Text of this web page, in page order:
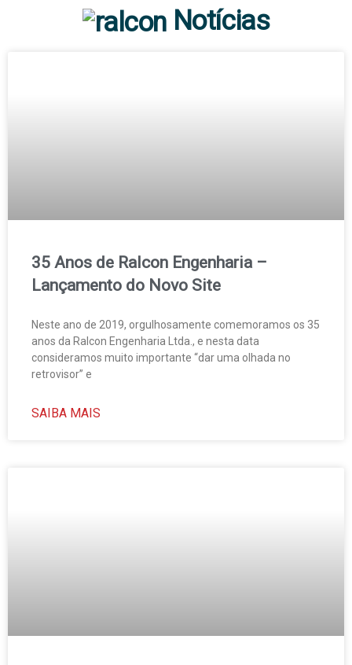
Notícias
35 Anos de Ralcon Engenharia –
Lançamento do Novo Site
Neste ano de 2019, orgulhosamente comemoramos os 35
anos da Ralcon Engenharia Ltda., e nesta data
consideramos muito importante “dar uma olhada no
retrovisor” e
SAIBA MAIS